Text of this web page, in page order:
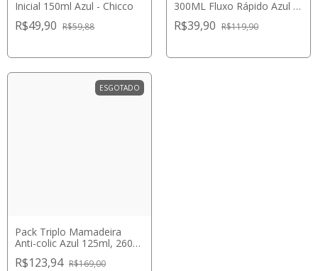
Inicial 150ml Azul - Chicco
R$49,90 R$59,88
300ML Fluxo Rápido Azul -
R$39,90 R$119,90
ESGOTADO
Pack Triplo Mamadeira
Anti-colic Azul 125ml, 260ml
R$123,94 R$169,00